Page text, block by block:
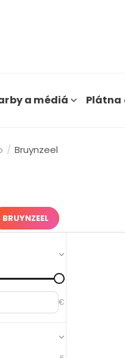
a médiá Plátna
/ Bruynzeel
BRUYNZEEL